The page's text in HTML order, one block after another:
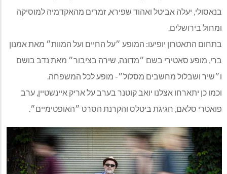
בנאסולי, יעלה אביטל ואהוד שפירא, זמרים מהאקדמיה למוסיקה
ומחול בירושלים.
בתחום התאטרון יופיעו: המופע ״על החיים ועל המוות״ מאת אמנון
ברי, מופע סאטירי בשם ״מדונה, שירה בציבור״ מאת נדב בושם
ו״שיר ושבלול מחשבים מסלול״- מופע לכל המשפחה.
וכמו כן יתארחו אצלנו יואב קוטנר בערב על אריק איינשטיין, ערב
פואטרי סלאם, חגיגת ביטלס והקרנת הסרט ״האופטימיים״.